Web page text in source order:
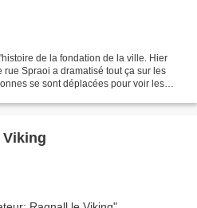
de la fondation de la ville. Hier
Spraoi a dramatisé tout ça sur les
se sont déplacées pour voir les
Viking